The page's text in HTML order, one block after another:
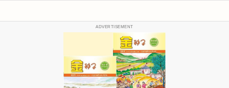
ADVERTISEMENT